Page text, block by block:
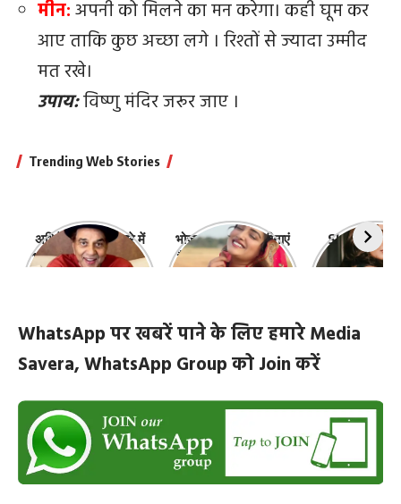
मीन:अपनी को मिलने का मन करेगा। कही घूम कर
आए ताकि कुछ अच्छा लगे । रिश्तों से ज्यादा उम्मीद
मत रखे।
उपाय:विष्णु मंदिर जरूर जाए ।
Trending Web Stories
अभिनेता धर्मेंद्र के बारे में
10 रोचक बातें, जिनके बारे
भोजपुरी की ये 10 हसीनाएं
हैं सबसे खूबसूरत | top-
Shefali
‘कांटा लगा
WhatsApp पर खबरें पाने के लिए हमारे Media
Savera, WhatsApp Group को Join करें